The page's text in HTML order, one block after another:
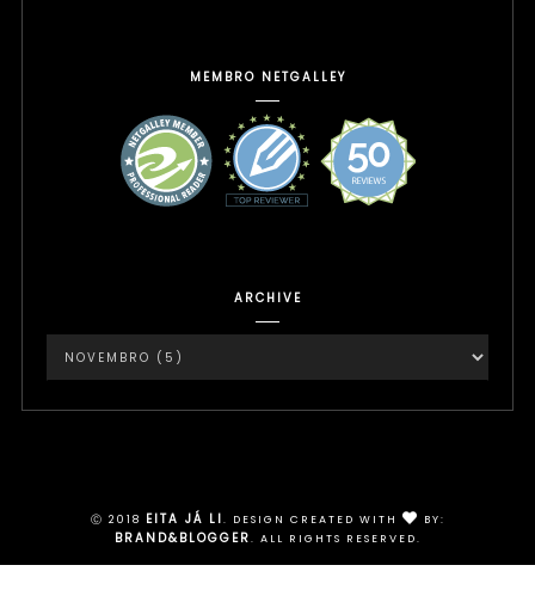
MEMBRO NETGALLEY
ARCHIVE
Ⓒ 2018 EITA JÁ LI. DESIGN CREATED WITH BY:
BRAND&BLOGGER. ALL RIGHTS RESERVED.